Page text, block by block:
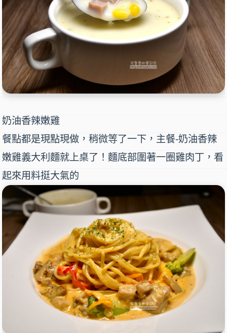
奶油香辣嫩雞
餐點都是現點現做，稍微等了一下，主餐-奶油香辣
嫩雞義大利麵就上桌了！麵底部圍著一圈雞肉丁，看
起來用料挺大氣的